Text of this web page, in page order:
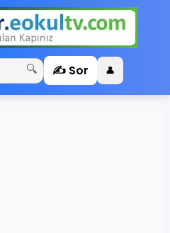
🔍 ✍️ Sor 👤